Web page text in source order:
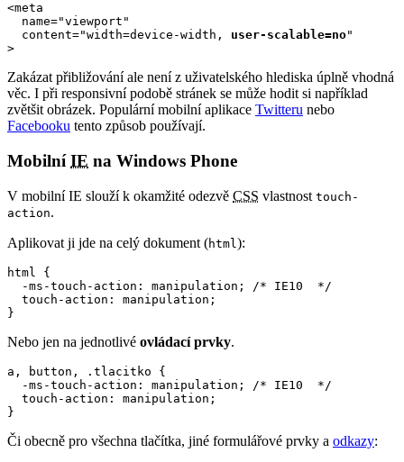
<meta
  name="viewport"
  content="width=device-width,
user-scalable=no"
>
Zakázat přibližování ale není z uživatelského hlediska úplně vhodná
věc. I při responsivní podobě stránek se může hodit si například
zvětšit obrázek. Populární mobilní aplikace Twitteru nebo
Facebooku tento způsob používají.
MobilníIE na Windows Phone
V mobilní IE slouží k okamžité odezvě CSS vlastnost touch-
action.
Aplikovat ji jde na celý dokument (html ):
html {
  -ms-touch-action: manipulation; /* IE10  */
  touch-action: manipulation;
}
Nebo jen na jednotlivé ovládací prvky.
a, button, .tlacitko {
  -ms-touch-action: manipulation; /* IE10  */
  touch-action: manipulation;
}
Či obecně pro všechna tlačítka, jiné formulářové prvky a odkazy: